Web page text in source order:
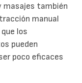
masajes también
manual
los
pueden
poco eficaces